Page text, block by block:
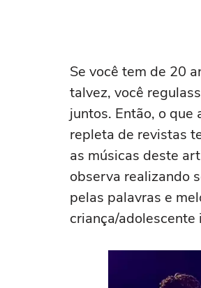
Se você tem de 20
talvez, você
juntos. Então, o
repleta de revistas
as músicas deste
observa realizando
pelas palavras e
criança/